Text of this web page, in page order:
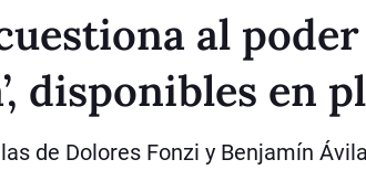
al poder
disponibles en
de Dolores Fonzi y Benjamín